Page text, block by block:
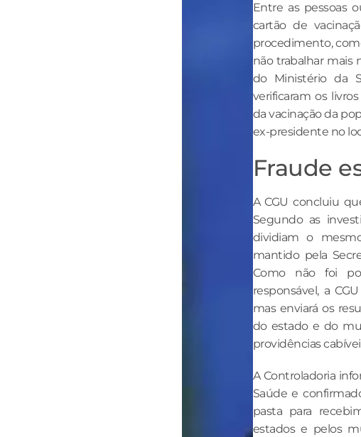
Entre as pessoas
cartão de
procedimento,
não trabalhar mais
do Ministério da
verificaram os
da vacinação da
ex-presidente no
Fraude
A CGU concluiu
Segundo as
dividiam o
mantido pela
Como não foi
responsável, a
mas enviará os
do estado e do
providências
A Controladoria
Saúde e
pasta para
estados e pelos